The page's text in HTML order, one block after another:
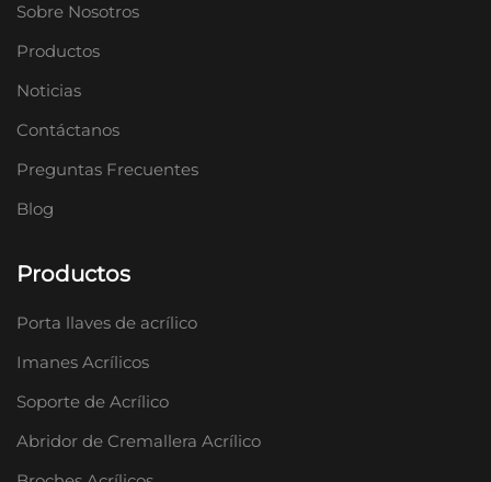
Sobre Nosotros
Productos
Noticias
Contáctanos
Preguntas Frecuentes
Blog
Productos
Porta llaves de acrílico
Imanes Acrílicos
Soporte de Acrílico
Abridor de Cremallera Acrílico